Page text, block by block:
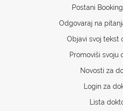
Postani
Odgovaraj na
Objavi svoj tekst
Promoviši svoju
Novosti za
Login za
Lista